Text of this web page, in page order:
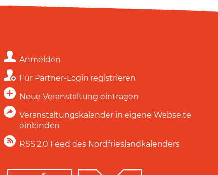
Anmelden
Für Partner-Login registrieren
Neue Veranstaltung eintragen
Veranstaltungskalender in eigene Webseite
einbinden
RSS 2.0 Feed des Nordfrieslandkalenders